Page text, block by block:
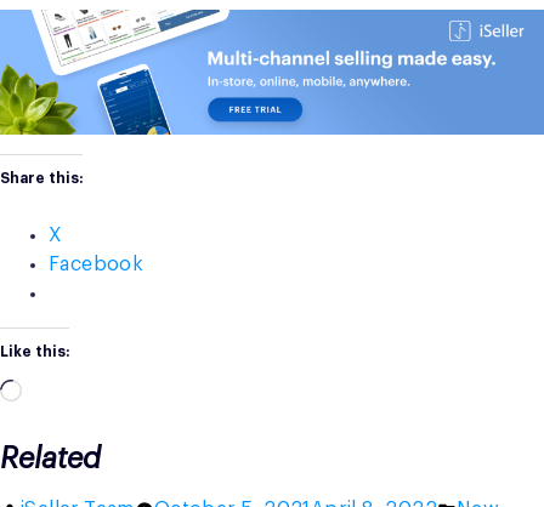
Share this:
X
Facebook
Like this:
Loading…
Related